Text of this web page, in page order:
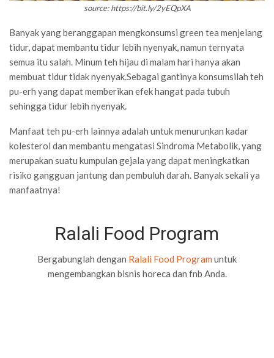
source: https://bit.ly/2yEQpXA
Banyak yang beranggapan mengkonsumsi green tea menjelang
tidur, dapat membantu tidur lebih nyenyak, namun ternyata
semua itu salah. Minum teh hijau di malam hari hanya akan
membuat tidur tidak nyenyak.Sebagai gantinya konsumsilah teh
pu-erh yang dapat memberikan efek hangat pada tubuh
sehingga tidur lebih nyenyak.
Manfaat teh pu-erh lainnya adalah untuk menurunkan kadar
kolesterol dan membantu mengatasi Sindroma Metabolik, yang
merupakan suatu kumpulan gejala yang dapat meningkatkan
risiko gangguan jantung dan pembuluh darah. Banyak sekali ya
manfaatnya!
Ralali Food Program
Bergabunglah dengan Ralali Food Program untuk
mengembangkan bisnis horeca dan fnb Anda.